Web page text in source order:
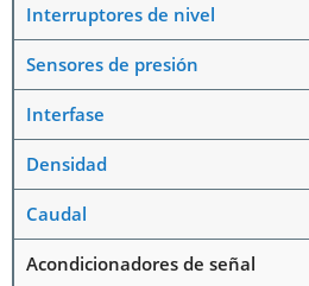
Interruptores de nivel
Sensores de presión
Interfase
Densidad
Caudal
Acondicionadores de señal